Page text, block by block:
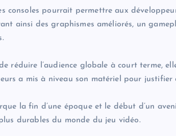
consoles pourrait permettre aux
ainsi des graphismes améliorés, un
réduire l’audience globale à court terme,
a mis à niveau son matériel pour justifier
la fin d’une époque et le début d’un
durables du monde du jeu vidéo.